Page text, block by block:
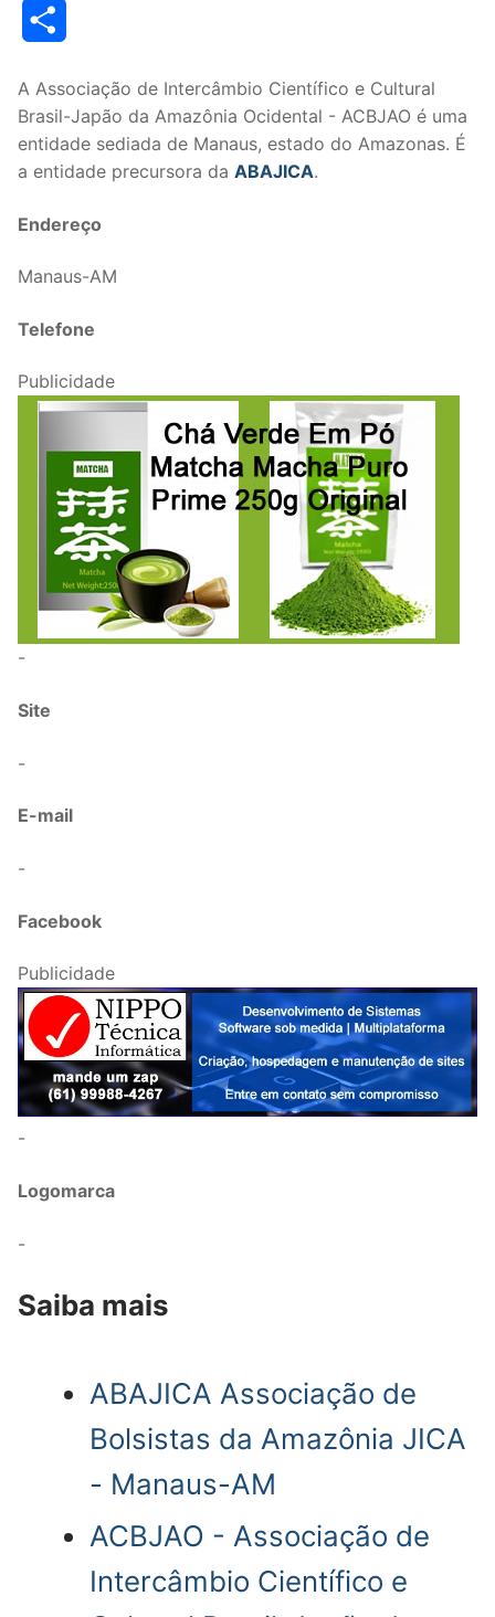
A Associação de Intercâmbio Científico e Cultural
Brasil-Japão da Amazônia Ocidental - ACBJAO é uma
entidade sediada de Manaus, estado do Amazonas. É
a entidade precursora da ABAJICA.
Endereço
Manaus-AM
Telefone
Publicidade
-
Site
-
E-mail
-
Facebook
Publicidade
-
Logomarca
-
Saiba mais
ABAJICA Associação de
Bolsistas da Amazônia JICA
- Manaus-AM
ACBJAO - Associação de
Intercâmbio Científico e